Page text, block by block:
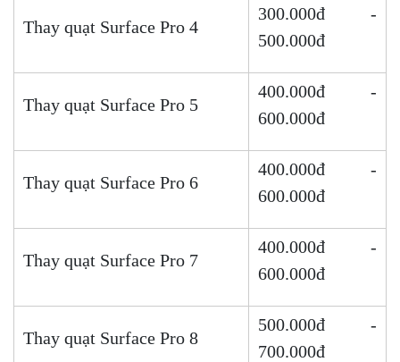
Thay quạt Surface Pro 4
300.000đ -
500.000đ
Thay quạt Surface Pro 5
400.000đ -
600.000đ
Thay quạt Surface Pro 6
400.000đ -
600.000đ
Thay quạt Surface Pro 7
400.000đ -
600.000đ
Thay quạt Surface Pro 8
500.000đ -
700.000đ